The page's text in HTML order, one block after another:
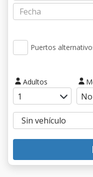
Puertos
Adultos